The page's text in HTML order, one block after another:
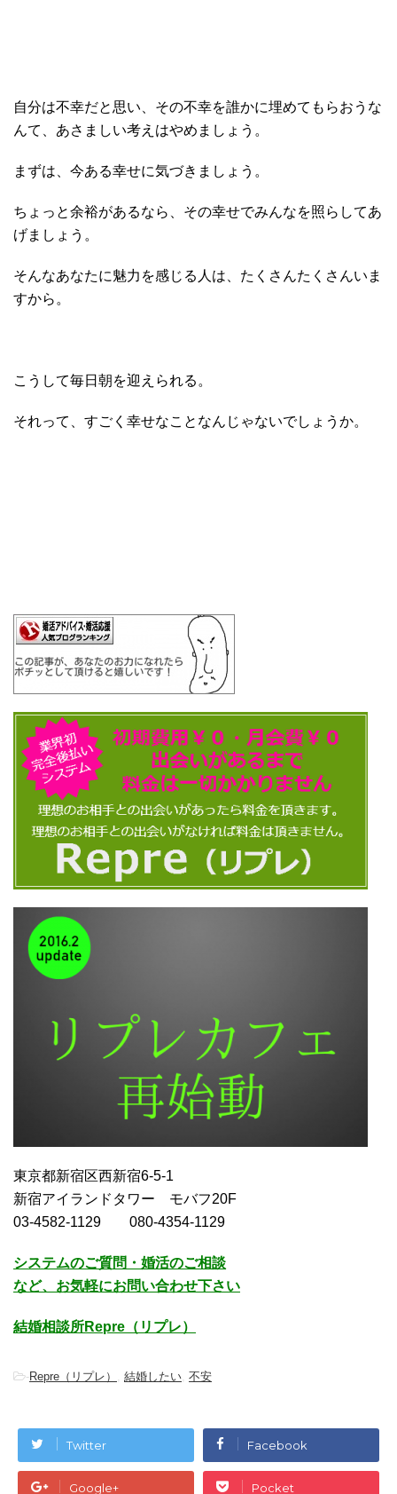
自分は不幸だと思い、その不幸を誰かに埋めてもらおうな
んて、あさましい考えはやめましょう。
まずは、今ある幸せに気づきましょう。
ちょっと余裕があるなら、その幸せでみんなを照らしてあ
げましょう。
そんなあなたに魅力を感じる人は、たくさんたくさんいま
すから。
こうして毎日朝を迎えられる。
それって、すごく幸せなことなんじゃないでしょうか。
東京都新宿区西新宿6-5-1
新宿アイランドタワー モバフ20F
03-4582-1129 080-4354-1129
システムのご質問・婚活のご相談
など、お気軽にお問い合わせ下さい
結婚相談所Repre（リプレ）
-Repre（リプレ） , 結婚したい, 不安
Twitter Facebook
Google+ Pocket